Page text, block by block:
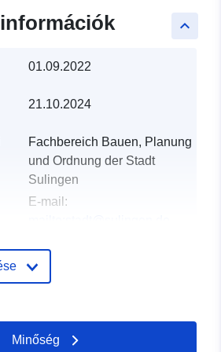
keyboard_arrow_up
01.09.2022
21.10.2024
Fachbereich Bauen, Planung
und Ordnung der Stadt
Sulingen
E-mail:
Sulingen, 27232,
Deutschland
http://www.sulingen.de/bauen-
wohnen/bauleitplanung/
Minőség